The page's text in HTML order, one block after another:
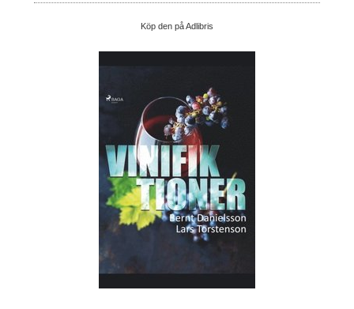
Köp den på Adlibris